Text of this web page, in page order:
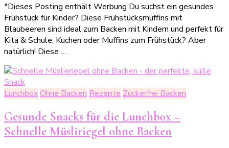
besten
Frühstücksmuffins
mit
Blaubeeren
gesund,
einfach
&
perfekt
Kinder
*Dieses Posting enthält Werbung Du suchst ein gesundes
Frühstück für Kinder? Diese Frühstücksmuffins mit
Blaubeeren sind ideal zum Backen mit Kindern und perfekt für
Kita & Schule. Kuchen oder Muffins zum Frühstück? Aber
natürlich! Diese …
LunchboxOhne Backen Rezepte Zuckerfrei Backen
Gesunde Snacks für die Lunchbox –
Schnelle Müsliriegel ohne Backen